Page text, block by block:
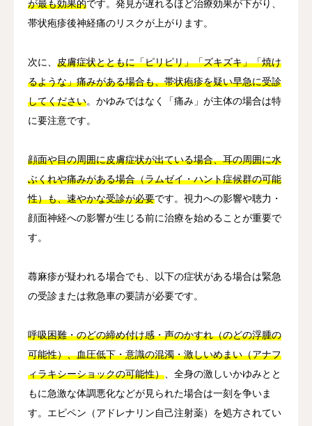
が最も効果的です。発見が遅れるほど治療効果が下がり、
帯状疱疹後神経痛のリスクが上がります。
次に、 皮膚症状とともに「ピリピリ」「ズキズキ」「焼け
るような」痛みがある場合も、帯状疱疹を疑い早急に受診
してください。かゆみではなく「痛み」が主体の場合は特
に要注意です。
顔面や目の周囲に皮膚症状が出ている場合、耳の周囲に水
ぶくれや痛みがある場合（ラムゼイ・ハント症候群の可能
性）も、速やかな受診が必要です。視力への影響や聴力・
顔面神経への影響が生じる前に治療を始めることが重要で
す。
蕁麻疹が疑われる場合でも、以下の症状がある場合は緊急
の受診または救急車の要請が必要です。
呼吸困難・のどの締め付け感・声のかすれ（のどの浮腫の
可能性）、血圧低下・意識の混濁・激しいめまい（アナフ
ィラキシーショックの可能性）、全身の激しいかゆみとと
もに急激な体調悪化などが見られた場合は一刻を争いま
す。エピペン（アドレナリン自己注射薬）を処方されてい